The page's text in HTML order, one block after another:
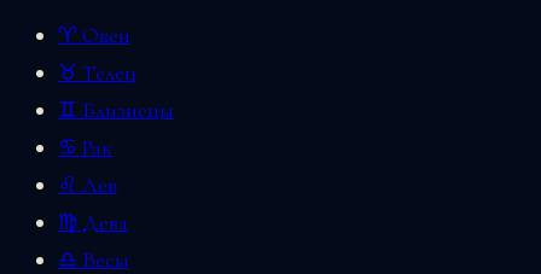
♈ Овен
♉ Телец
♊ Близнецы
♋ Рак
♌ Лев
♍ Дева
♎ Весы